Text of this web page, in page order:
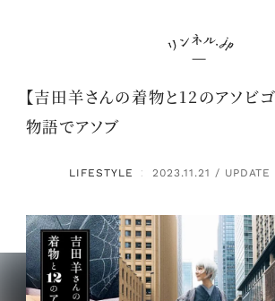
【吉田羊さんの着物と12のアソビ
物語でアソブ
LIFESTYLE ： 2023.11.21 / UPDATE